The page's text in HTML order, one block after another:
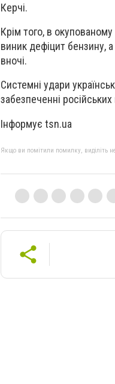
Керчі.
Крім того, в
виник дефіцит бензину,
вночі.
Системні удари
забезпеченні
Інформує tsn.ua
Якщо ви помітили помилку, виділіть